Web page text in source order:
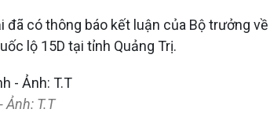
có thông báo kết luận của Bộ trưởng
lộ 15D tại tỉnh Quảng Trị.
T.T